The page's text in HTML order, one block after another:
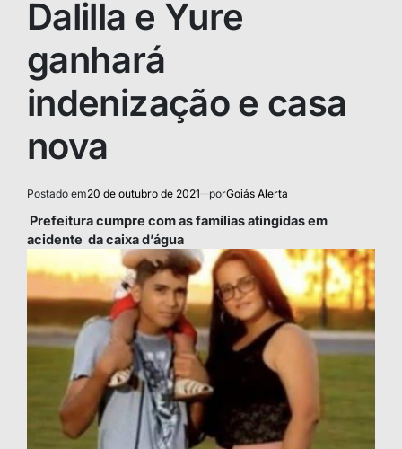
Dalilla e Yure
ganhará
indenização e casa
nova
Postado em20 de outubro de 2021 porGoiás Alerta
Prefeitura cumpre com as famílias atingidas em
acidente da caixa d’água